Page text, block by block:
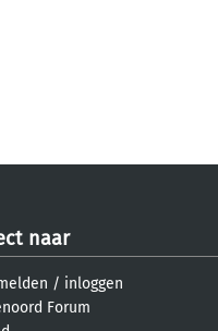
naar
/ inloggen
Forum